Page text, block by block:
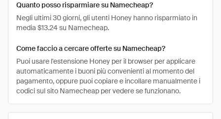
Quanto posso risparmiare su Namecheap?
Negli ultimi 30 giorni, gli utenti Honey hanno risparmiato in
media $13.24 su Namecheap.
Come faccio a cercare offerte su Namecheap?
Puoi usare l'estensione Honey per il browser per applicare
automaticamente i buoni più convenienti al momento del
pagamento, oppure puoi copiare e incollare manualmente i
codici sul sito Namecheap per vedere se funzionano.